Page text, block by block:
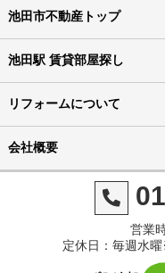
池田市不動産トップ
池田駅 賃貸部屋探し
リフォームについて
会社概要
営業
定休日：毎週水